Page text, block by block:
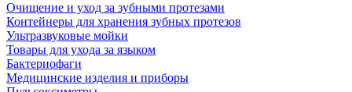
Очищение и уход за зубными протезами
Контейнеры для хранения зубных протезов
Ультразвуковые мойки
Товары для ухода за языком
Бактериофаги
Медицинские изделия и приборы